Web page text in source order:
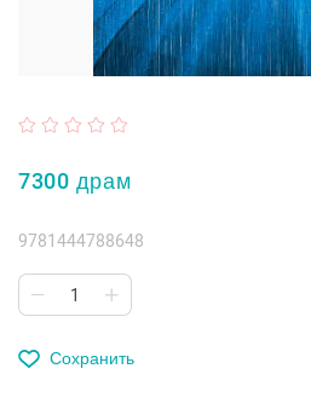
7300 драм
9781444788648
Сохранить